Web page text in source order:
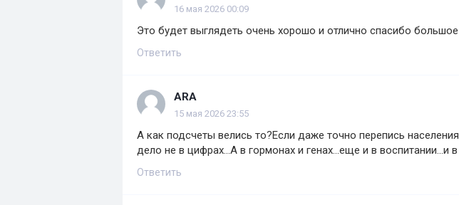
16 мая 2026 00:09
Это будет выглядеть очень хорошо и отлично спасибо
Ответить
ARA
15 мая 2026 23:55
А как подсчеты велись то?Если даже точно перепись
дело не в цифрах...А в гормонах и генах...еще и в воспитании...и
Ответить